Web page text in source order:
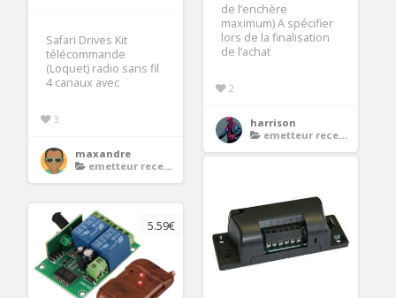
Safari Drives Kit
télécommande
(Loquet) radio sans fil
4 canaux avec
3
maxandre
emetteur recepteur porte de garage
de l’enchère
maximum) A spécifier
lors de la finalisation
de l’achat
2
harrison
emetteur recepteur porte de garage
5.59€